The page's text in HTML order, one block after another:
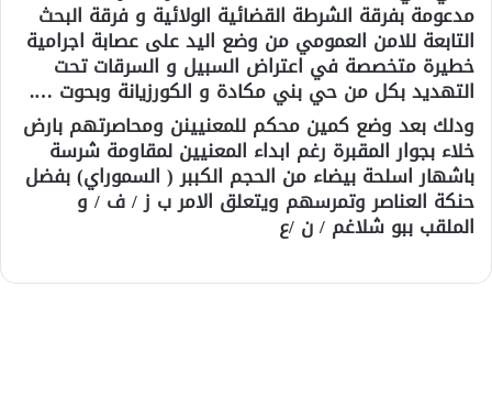
مدعومة بفرقة الشرطة القضائية الولائية و فرقة البحث
التابعة للامن العمومي من وضع اليد على عصابة اجرامية
خطيرة متخصصة في اعتراض السبيل و السرقات تحت
التهديد بكل من حي بني مكادة و الكورزيانة وبحوت ….
ودلك بعد وضع كمين محكم للمعنيينن ومحاصرتهم بارض
خلاء بجوار المقبرة رغم ابداء المعنيين لمقاومة شرسة
باشهار اسلحة بيضاء من الحجم الكببر ( السموراي) بفضل
حنكة العناصر وتمرسهم ويتعلق الامر ب ز / ف / و
الملقب ببو شلاغم / ن /ع